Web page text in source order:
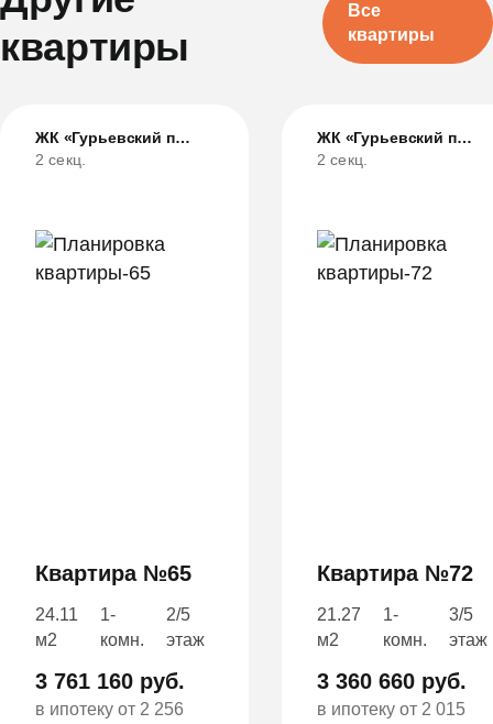
квартиры
Все
квартиры
ЖК «Гурьевский парк»
2 секц.
Квартира №65
24.11
м2
1-
комн.
2/5
этаж
3 761 160 руб.
в ипотеку от 2 256
ЖК «Гурьевский парк»
2 секц.
Квартира №72
21.27
м2
1-
комн.
3/5
этаж
3 360 660 руб.
в ипотеку от 2 015